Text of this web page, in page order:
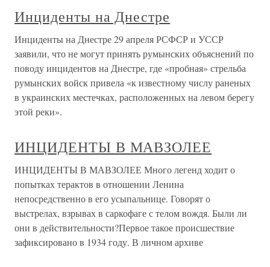
Инциденты на Днестре
Инциденты на Днестре 29 апреля РСФСР и УССР
заявили, что не могут принять румынских объяснений по
поводу инцидентов на Днестре, где «пробная» стрельба
румынских войск привела «к известному числу раненых
в украинских местечках, расположенных на левом берегу
этой реки».
ИНЦИДЕНТЫ В МАВЗОЛЕЕ
ИНЦИДЕНТЫ В МАВЗОЛЕЕ Много легенд ходит о
попытках терактов в отношении Ленина
непосредственно в его усыпальнице. Говорят о
выстрелах, взрывах в саркофаге с телом вождя. Были ли
они в действительности?Первое такое происшествие
зафиксировано в 1934 году. В личном архиве